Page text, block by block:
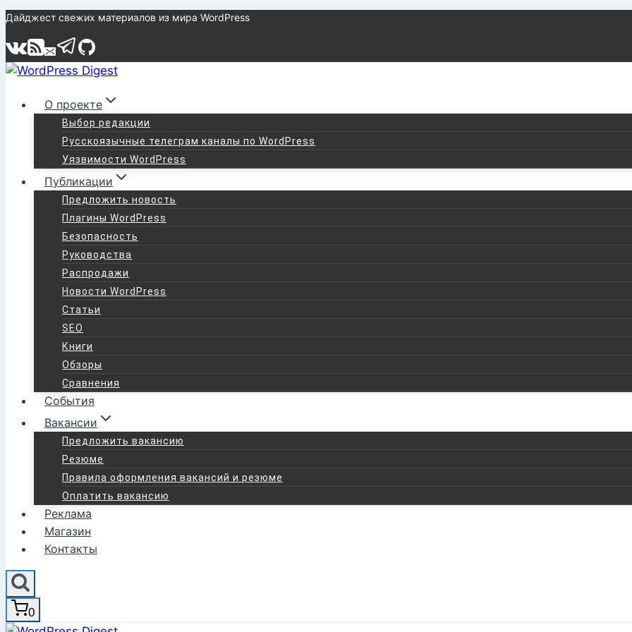
Перейти
содержимому
Дайджест свежих материалов из мира WordPress
О проекте
Выбор редакции
Русскоязычные телеграм каналы по WordPress
Уязвимости WordPress
Публикации
Предложить новость
Плагины WordPress
Безопасность
Руководства
Распродажи
Новости WordPress
Статьи
SEO
Книги
Обзоры
Сравнения
События
Вакансии
Предложить вакансию
Резюме
Правила оформления вакансий и резюме
Оплатить вакансию
Реклама
Магазин
Контакты
0